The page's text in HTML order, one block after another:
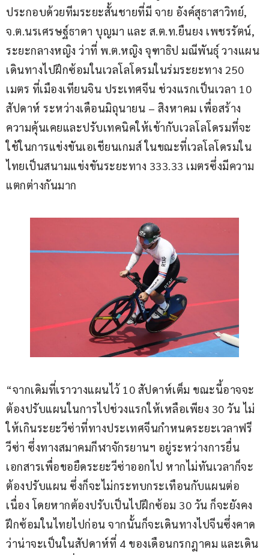
ประกอบด้วยทีมระยะสั้นชายที่มี จาย อังค์สุธาสาวิทย์,
จ.ต.นรเศรษฐ์ธาดา บุญมา และ ส.ต.ท.ยืนยง เพชรรัตน์,
ระยะกลางหญิง ว่าที่ พ.ต.หญิง จุฑาธิป มณีพันธุ์ วางแผน
เดินทางไปฝึกซ้อมในเวลโลโดรมในร่มระยะทาง 250
เมตร ที่เมืองเทียนจิน ประเทศจีน ช่วงแรกเป็นเวลา 10
สัปดาห์ ระหว่างเดือนมิถุนายน – สิงหาคม เพื่อสร้าง
ความคุ้นเคยและปรับเทคนิคให้เข้ากับเวลโลโดรมที่จะ
ใช้ในการแข่งขันเอเชียนเกมส์ ในขณะที่เวลโลโดรมใน
ไทยเป็นสนามแข่งขันระยะทาง 333.33 เมตรซึ่งมีความ
แตกต่างกันมาก
“จากเดิมที่เราวางแผนไว้ 10 สัปดาห์เต็ม ขณะนี้อาจจะ
ต้องปรับแผนในการไปช่วงแรกให้เหลือเพียง 30 วัน ไม่
ให้เกินระยะวีซ่าที่ทางประเทศจีนกำหนดระยะเวลาฟรี
วีซ่า ซึ่งทางสมาคมกีฬาจักรยานฯ อยู่ระหว่างการยื่น
เอกสารเพื่อขอยืดระยะวีซ่าออกไป หากไม่ทันเวลาก็จะ
ต้องปรับแผน ซึ่งก็จะไม่กระทบกระเทือนกับแผนต่อ
เนื่อง โดยหากต้องปรับเป็นไปฝึกซ้อม 30 วัน ก็จะยังคง
ฝึกซ้อมในไทยไปก่อน จากนั้นก็จะเดินทางไปจีนซึ่งคาด
ว่าน่าจะเป็นในสัปดาห์ที่ 4 ของเดือนกรกฎาคม และเดิน